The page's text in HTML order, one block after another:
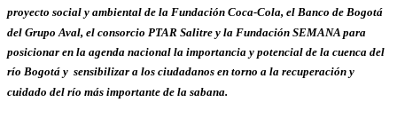
proyecto social y ambiental de la Fundación Coca-Cola, el Banco de Bogotá
del Grupo Aval, el consorcio PTAR Salitre y la Fundación SEMANA para
posicionar en la agenda nacional la importancia y potencial de la cuenca del
río Bogotá y sensibilizar a los ciudadanos en torno a la recuperación y
cuidado del río más importante de la sabana.